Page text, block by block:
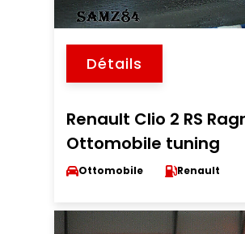
Détails
Renault Clio 2 RS
Ottomobile tuning
Ottomobile Renault